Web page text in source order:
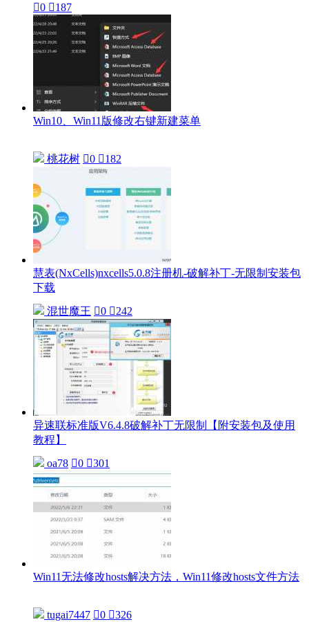
0 187
Win10、Win11版修改右键新建菜单
桃花树 0 182
慧表(NxCells)nxcells5.0.8注册机-破解补丁-无限制安装包
下载
混世魔王 0 242
异速联标准版V6.4.8破解补丁无限制【附安装包及使用
教程】
oa78 0 301
Win11无法修改hosts解决方法，Win11修改hosts文件方法
tugai7447 0 326